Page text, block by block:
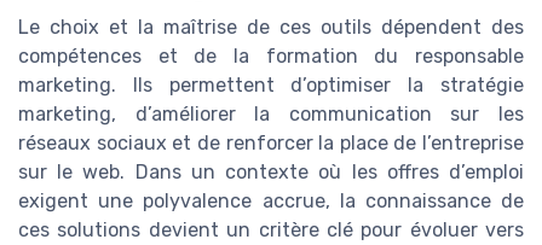
Le choix et la maîtrise de ces outils dépendent des
compétences et de la formation du responsable
marketing. Ils permettent d’optimiser la stratégie
marketing, d’améliorer la communication sur les
réseaux sociaux et de renforcer la place de l’entreprise
sur le web. Dans un contexte où les offres d’emploi
exigent une polyvalence accrue, la connaissance de
ces solutions devient un critère clé pour évoluer vers